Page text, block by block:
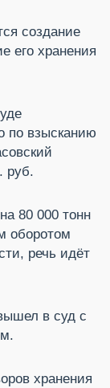
создание
его хранения
по взысканию
руб.
80 000 тонн
оборотом
речь идёт
в суд с
хранения